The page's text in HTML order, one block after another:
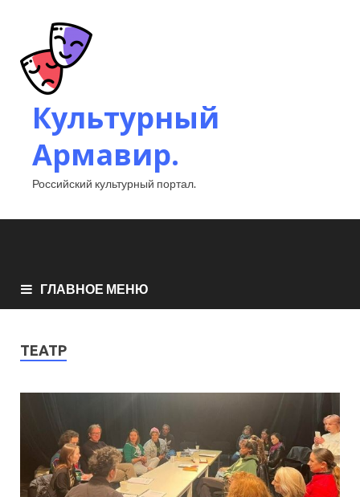
Культурный
Армавир.
Российский культурный портал.
ГЛАВНОЕ МЕНЮ
ТЕАТР